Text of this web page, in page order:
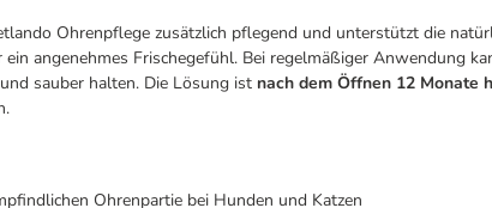
Ohrenpflege zusätzlich pflegend und unterstützt die
angenehmes Frischegefühl. Bei regelmäßiger Anwendung
sauber halten. Die Lösung ist nach dem Öffnen 12 Monate
Ohrenpartie bei Hunden und Katzen